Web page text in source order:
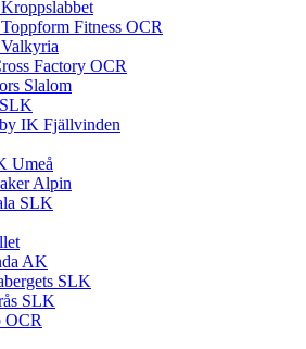
Fitness OCR
Factory OCR
Slalom
IK Fjällvinden
Umeå
Alpin
SLK
AK
SLK
SLK
OCR